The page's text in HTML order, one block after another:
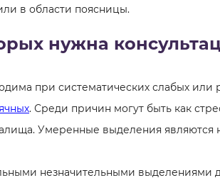
в области поясницы.
нужна
при систематических слабых
. Среди причин могут быть как
Умеренные выделения являются
незначительными выделениями